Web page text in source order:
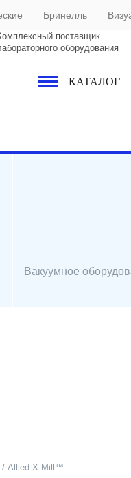
Бринелль
поставщик
оборудования
КАТАЛОГ
Вакуумное
/ Allied X-Mill™